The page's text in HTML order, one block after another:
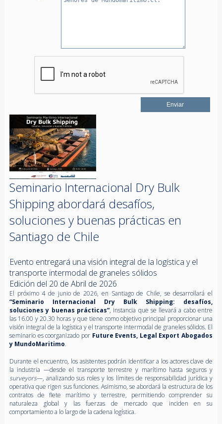
Seminario Internacional Dry Bulk
Shipping abordará desafíos,
soluciones y buenas prácticas en
Santiago de Chile
Evento entregará una visión integral de la logística y el
transporte intermodal de graneles sólidos
Edición del 20 de Abril de 2026
El próximo 4 de junio de 2026, en Santiago de Chile, se desarrollará el
“Seminario Internacional Dry Bulk Shipping: desafíos,
soluciones y buenas prácticas”, instancia que se llevará a cabo entre
las 16.00 y 20.30 horas y que tiene como objetivo principal proporcionar una
visión integral de la logística y el transporte intermodal de graneles sólidos. El
seminario es coorganizado por Future Events, Legal Export Abogados
y MundoMaritimo.
Durante el encuentro, los asistentes podrán identificar a los actores clave de
la industria —desde el transporte terrestre y marítimo hasta seguros y
surveyors—, analizando sus roles y los límites de responsabilidad jurídica y
operativa que rigen sus funciones. Asimismo, se abordará la estructura de los
contratos de flete marítimo y terrestre, permitiendo comprender su
naturaleza global y las fuerzas de mercado que inciden en su
comportamiento a lo largo de la cadena logística.